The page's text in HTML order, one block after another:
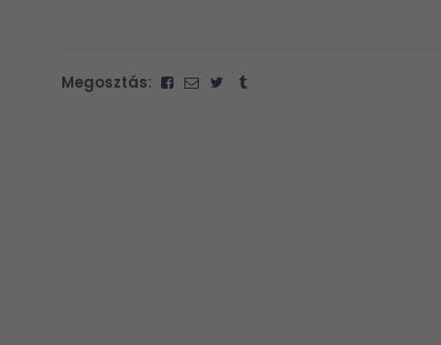
Megosztás: